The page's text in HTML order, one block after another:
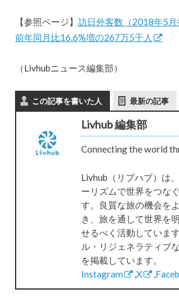
【参照ページ】 訪日外客数（2018年5
前年同月比16.6%増の267万5千人
（Livhubニュース編集部）
この記事を書いた人 最新の記事
Livhub 編集部
Connecting the world
Livhub（リブハブ）は
ーリズムで世界をつな
す。良質な旅の機会を
き、旅を通して世界を
せるべく活動していま
ル・リジェネラティブ
を掲載しています。
Instagram
,X ,